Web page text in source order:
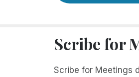
Scribe for
Scribe for Meetings